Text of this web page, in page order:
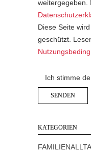
weitergegeben.
Diese Seite
geschützt.
Ich stimme
KATEGORIEN